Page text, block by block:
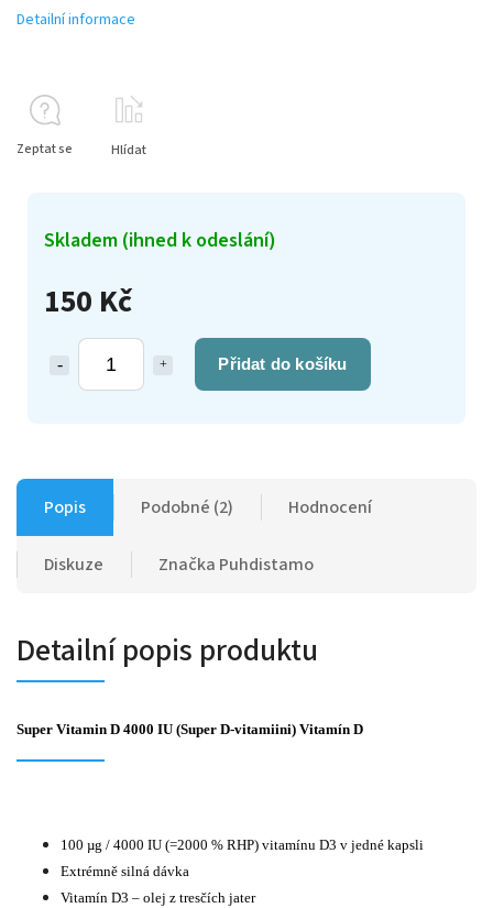
150 Kč
Přidat do košíku
Skladem (ihned k odeslání)
Detailní informace
Zeptat se Hlídat
Popis Podobné (2) Hodnocení
Diskuze Značka Puhdistamo
Detailní popis produktu
Super Vitamin D 4000 IU (Super D-vitamiini) Vitamín D
100 µg / 4000 IU (=2000 % RHP) vitamínu D3 v jedné kapsli
Extrémně silná dávka
Vitamín D3 – olej z tresčích jater